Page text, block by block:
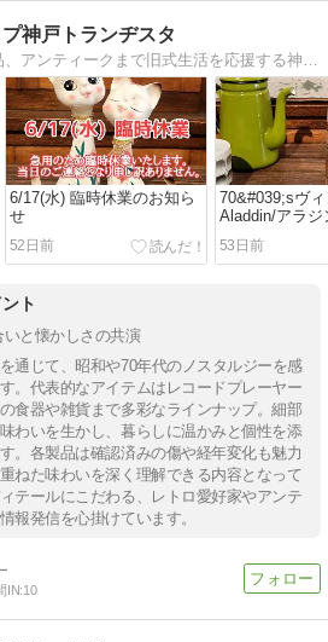
神戸トランヂスタ
昭和レトロから骨董品、アンティークまで旧式生活を応援する神戸のレトロショップです。
6/17(水) 臨時休業のお知ら
せ
52日前
70&#039;sヴ
Aladdin/アラジ
ムボトル(未使
53日前
ト
いと懐かしさの共演
通じて、昭和や70年代のノスタルジーを感
。代表的なアイテムはレコードプレーヤー
食器や雑貨まで多彩なラインナップ。細部
わいを生かし、暮らしに温かみと個性を添
。各製品は確認済みの傷や経年変化も魅力
ねた味わいを深く理解できる内容となって
テールにこだわる、レトロ愛好家やアンテ
報発信を心掛けています。
IN:10